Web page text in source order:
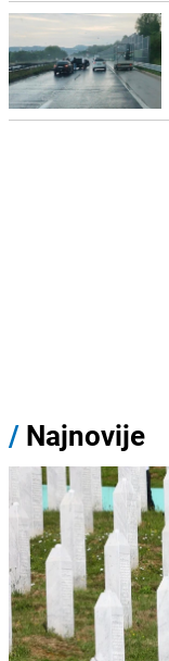
/ Najnovije